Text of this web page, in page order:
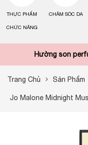
THỰC PHẨM
CHỨC NĂNG
CHĂM SÓC DA
Hường son
Trang Chủ Sản Phẩm
Jo Malone Midnight